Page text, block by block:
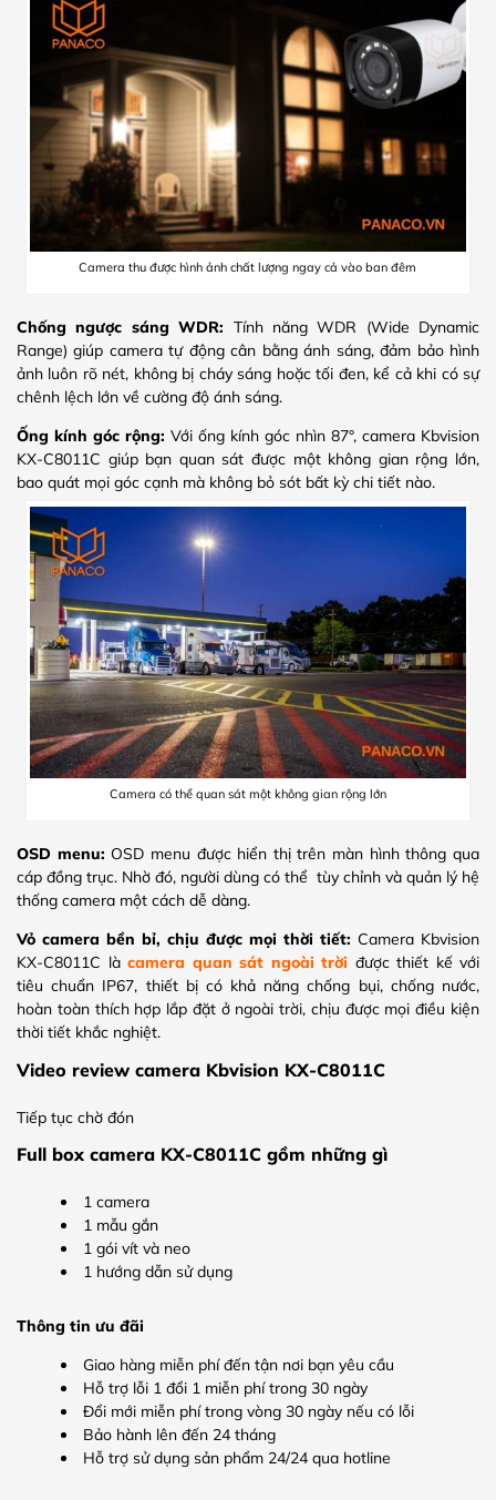
Camera thu được hình ảnh chất lượng ngay cả vào ban đêm
Chống ngược sáng WDR: Tính năng WDR (Wide Dynamic
Range) giúp camera tự động cân bằng ánh sáng, đảm bảo hình
ảnh luôn rõ nét, không bị cháy sáng hoặc tối đen, kể cả khi có sự
chênh lệch lớn về cường độ ánh sáng.
Ống kính góc rộng: Với ống kính góc nhìn 87°, camera Kbvision
KX-C8011C giúp bạn quan sát được một không gian rộng lớn,
bao quát mọi góc cạnh mà không bỏ sót bất kỳ chi tiết nào.
Camera có thể quan sát một không gian rộng lớn
OSD menu: OSD menu được hiển thị trên màn hình thông qua
cáp đồng trục. Nhờ đó, người dùng có thể tùy chỉnh và quản lý hệ
thống camera một cách dễ dàng.
Vỏ camera bền bỉ, chịu được mọi thời tiết: Camera Kbvision
KX-C8011C là camera quan sát ngoài trời được thiết kế với
tiêu chuẩn IP67, thiết bị có khả năng chống bụi, chống nước,
hoàn toàn thích hợp lắp đặt ở ngoài trời, chịu được mọi điều kiện
thời tiết khắc nghiệt.
Video review camera Kbvision KX-C8011C
Tiếp tục chờ đón
Full box camera KX-C8011C gồm những gì
1 camera
1 mẫu gắn
1 gói vít và neo
1 hướng dẫn sử dụng
Thông tin ưu đãi
Giao hàng miễn phí đến tận nơi bạn yêu cầu
Hỗ trợ lỗi 1 đổi 1 miễn phí trong 30 ngày
Đổi mới miễn phí trong vòng 30 ngày nếu có lỗi
Bảo hành lên đến 24 tháng
Hỗ trợ sử dụng sản phẩm 24/24 qua hotline